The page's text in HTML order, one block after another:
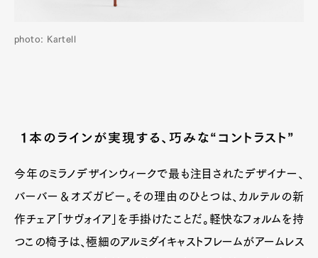
photo: Kartell
１本のラインが実現する、巧みな“コントラスト”
今年のミラノデザインウィークで最も注目されたデザイナー、
バーバー＆オズガビー。その理由のひとつは、カルテルの新
作チェア「サヴォイア」を手掛けたことだ。軽快なフォルムを持
つこの椅子は、極細のアルミダイキャストフレームがアームレス